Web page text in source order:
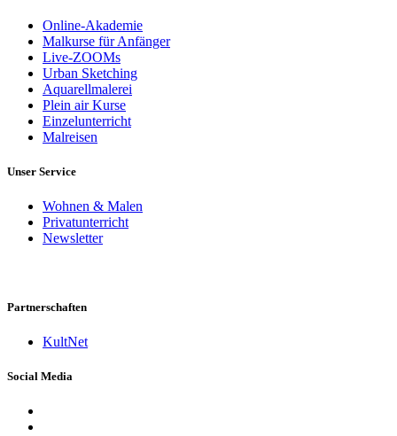
Online-Akademie
Malkurse für Anfänger
Live-ZOOMs
Urban Sketching
Aquarellmalerei
Plein air Kurse
Einzelunterricht
Malreisen
Unser Service
Wohnen & Malen
Privatunterricht
Newsletter
Partnerschaften
KultNet
Social Media